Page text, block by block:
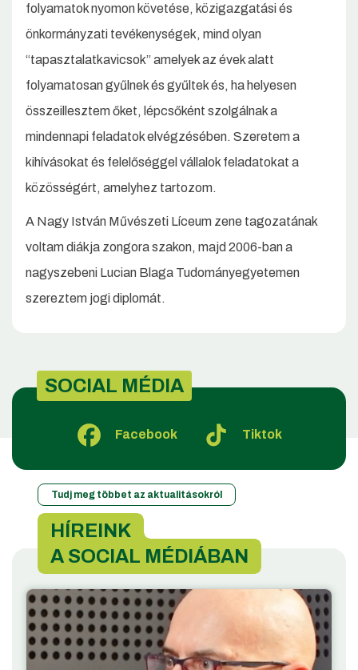
folyamatok nyomon követése, közigazgatási és
önkormányzati tevékenységek, mind olyan
“tapasztalatkavicsok” amelyek az évek alatt
folyamatosan gyűlnek és gyűltek és, ha helyesen
összeillesztem őket, lépcsőként szolgálnak a
mindennapi feladatok elvégzésében. Szeretem a
kihívásokat és felelőséggel vállalok feladatokat a
közösségért, amelyhez tartozom.
A Nagy István Művészeti Líceum zene tagozatának
voltam diákja zongora szakon, majd 2006-ban a
nagyszebeni Lucian Blaga Tudományegyetemen
szereztem jogi diplomát.
SOCIAL MÉDIA
Facebook Tiktok
HÍREINK
A SOCIAL MÉDIÁBAN
Tudj meg többet az aktualitásokról